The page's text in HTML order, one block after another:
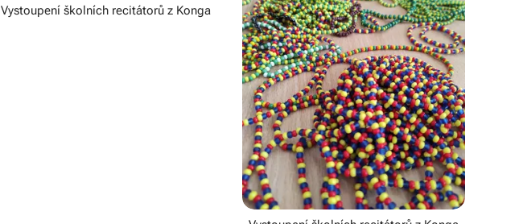
Vystoupení školních recitátorů z Konga